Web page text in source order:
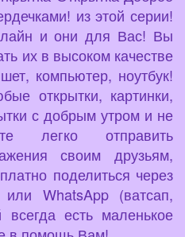
из этой серии!
и они для Вас! Вы
их в высоком качестве
компьютер, ноутбук!
открытки, картинки,
с добрым утром и не
легко отправить
своим друзьям,
поделиться через
WhatsApp (ватсап,
есть маленькое